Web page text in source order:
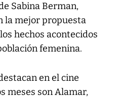
Sabina Berman,
la mejor propuesta
hechos acontecidos
femenina.
en el cine
meses son Alamar,